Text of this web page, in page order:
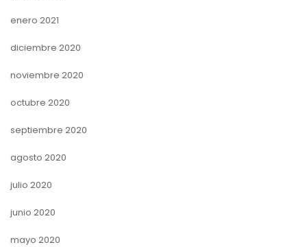
enero 2021
diciembre 2020
noviembre 2020
octubre 2020
septiembre 2020
agosto 2020
julio 2020
junio 2020
mayo 2020